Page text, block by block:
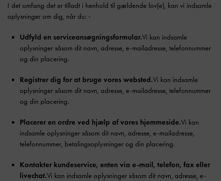
I det omfang det er tilladt i henhold til gældende lov(e), kan vi indsamle
oplysninger om dig, når du: -
Udfyld en serviceansøgningsformular.Vi kan indsamle
oplysninger såsom dit navn, adresse, e-mailadresse, telefonnummer
og din placering.
Registrer dig for at bruge vores websted.Vi kan indsamle
oplysninger såsom dit navn, adresse, e-mailadresse, telefonnummer
og din placering.
Placerer en ordre ved hjælp af vores hjemmeside.Vi kan
indsamle oplysninger såsom dit navn, adresse, e-mailadresse,
telefonnummer, betalingsoplysninger og din placering.
Kontakter kundeservice, enten via e-mail, telefon, fax eller
livechat.Vi kan indsamle oplysninger såsom dit navn, adresse, e-